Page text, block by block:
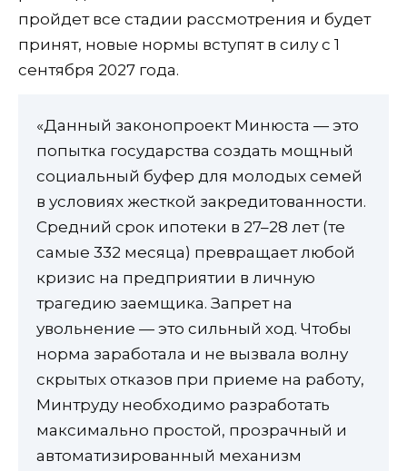
пройдет все стадии рассмотрения и будет
принят, новые нормы вступят в силу с 1
сентября 2027 года.
«Данный законопроект Минюста — это
попытка государства создать мощный
социальный буфер для молодых семей
в условиях жесткой закредитованности.
Средний срок ипотеки в 27–28 лет (те
самые 332 месяца) превращает любой
кризис на предприятии в личную
трагедию заемщика. Запрет на
увольнение — это сильный ход. Чтобы
норма заработала и не вызвала волну
скрытых отказов при приеме на работу,
Минтруду необходимо разработать
максимально простой, прозрачный и
автоматизированный механизм